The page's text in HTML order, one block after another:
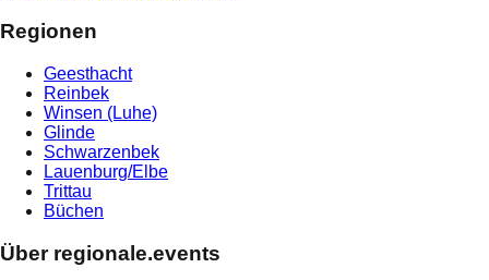
Regionen
Geesthacht
Reinbek
Winsen (Luhe)
Glinde
Schwarzenbek
Lauenburg/Elbe
Trittau
Büchen
Über regionale.events